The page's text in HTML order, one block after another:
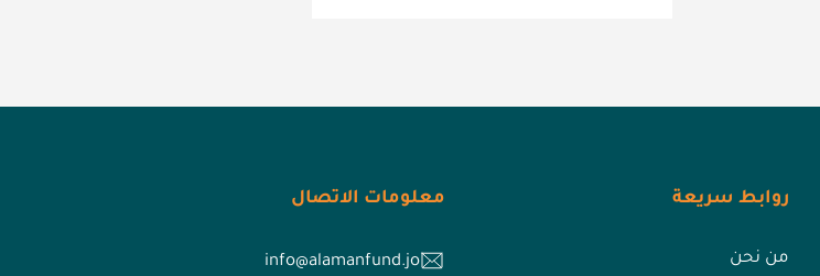
روابط سريعة
من نحن
معلومات الاتصال
info@alamanfund.jo